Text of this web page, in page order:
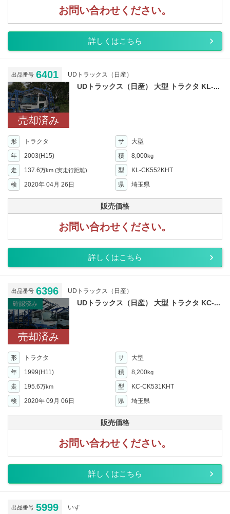
お問い合わせください。
詳しくはこちら
出品番号 6401 UDトラックス（日産）
売却済み
UDトラックス（日産） 大型 トラクタ KL-...
形 トラクタ サ
大型
年
2003(H15) 積 8,000kg
走 137.6万km (実走行距離) 型
KL-CK552KHT
検
2020年 04月 26日 県 埼玉県
販売価格
お問い合わせください。
詳しくはこちら
出品番号 6396
UDトラックス（日産）
確認済み
売却済み
UDトラックス（日産） 大型 トラクタ KC-...
形 トラクタ サ
大型
年
1999(H11) 積 8,200kg
走 195.6万km 型
KC-CK531KHT
検
2020年 09月 06日 県 埼玉県
販売価格
お問い合わせください。
詳しくはこちら
出品番号 5999 いすゞ